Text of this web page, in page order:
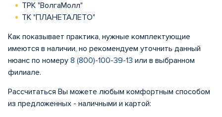
ТРК "ВолгаМолл"
ТК "ПЛАНЕТАЛЕТО"
Как показывает практика, нужные комплектующие
имеются в наличии, но рекомендуем уточнить данный
нюанс по номеру 8 (800)-100-39-13 или в выбранном
филиале.
Рассчитаться Вы можете любым комфортным способом
из предложенных - наличными и картой: